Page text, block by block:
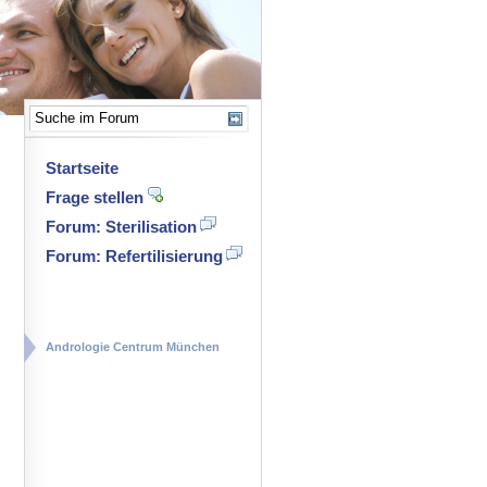
Startseite
Frage stellen
Forum: Sterilisation
Forum: Refertilisierung
Andrologie Centrum München